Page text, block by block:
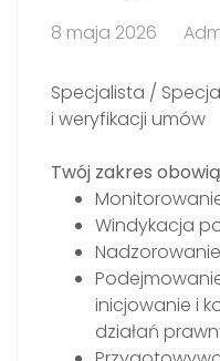
8 maja 2026
Specjalista /
i weryfikacji umów
Twój zakres
Windykacja
inicjowanie i
działań